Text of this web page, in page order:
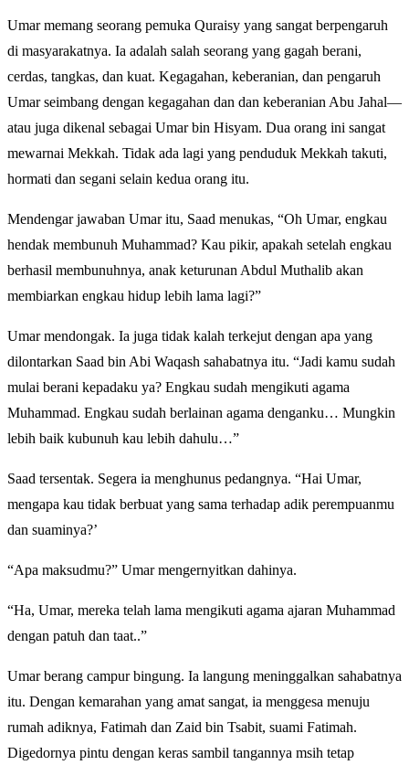
Umar memang seorang pemuka Quraisy yang sangat berpengaruh
di masyarakatnya. Ia adalah salah seorang yang gagah berani,
cerdas, tangkas, dan kuat. Kegagahan, keberanian, dan pengaruh
Umar seimbang dengan kegagahan dan dan keberanian Abu Jahal—
atau juga dikenal sebagai Umar bin Hisyam. Dua orang ini sangat
mewarnai Mekkah. Tidak ada lagi yang penduduk Mekkah takuti,
hormati dan segani selain kedua orang itu.
Mendengar jawaban Umar itu, Saad menukas, “Oh Umar, engkau
hendak membunuh Muhammad? Kau pikir, apakah setelah engkau
berhasil membunuhnya, anak keturunan Abdul Muthalib akan
membiarkan engkau hidup lebih lama lagi?”
Umar mendongak. Ia juga tidak kalah terkejut dengan apa yang
dilontarkan Saad bin Abi Waqash sahabatnya itu. “Jadi kamu sudah
mulai berani kepadaku ya? Engkau sudah mengikuti agama
Muhammad. Engkau sudah berlainan agama denganku… Mungkin
lebih baik kubunuh kau lebih dahulu…”
Saad tersentak. Segera ia menghunus pedangnya. “Hai Umar,
mengapa kau tidak berbuat yang sama terhadap adik perempuanmu
dan suaminya?’
“Apa maksudmu?” Umar mengernyitkan dahinya.
“Ha, Umar, mereka telah lama mengikuti agama ajaran Muhammad
dengan patuh dan taat..”
Umar berang campur bingung. Ia langung meninggalkan sahabatnya
itu. Dengan kemarahan yang amat sangat, ia menggesa menuju
rumah adiknya, Fatimah dan Zaid bin Tsabit, suami Fatimah.
Digedornya pintu dengan keras sambil tangannya msih tetap